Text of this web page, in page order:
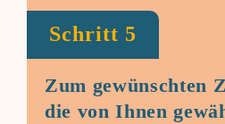
Schritt 5
Zum gewünschten
die von Ihnen